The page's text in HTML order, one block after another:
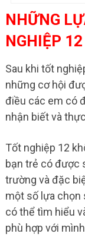
NHỮNG
NGHIỆP 12
Sau khi tốt
những cơ hội
điều các em có
nhận biết và
Tốt nghiệp 12
bạn trẻ có được
trường và đặc
một số lựa chọn
có thể tìm hiểu
phù hợp với